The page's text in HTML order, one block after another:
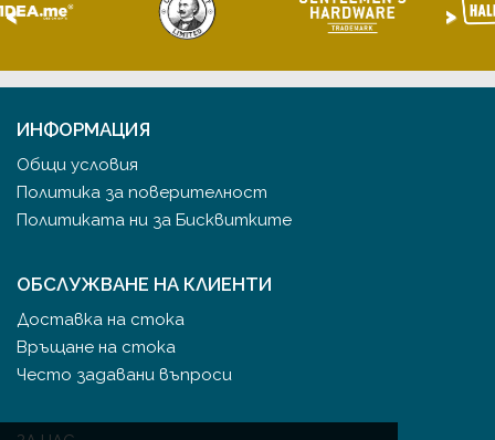
< >
ИНФОРМАЦИЯ
Общи условия
Политика за поверителност
Политиката ни за Бисквитките
ОБСЛУЖВАНЕ НА КЛИЕНТИ
Доставка на стока
Връщане на стока
Често задавани въпроси